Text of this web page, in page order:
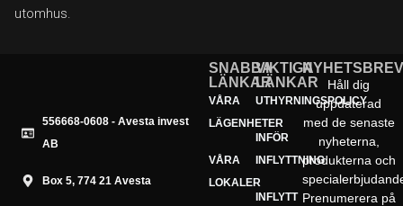
utomhus.
556668-0608 - Avesta invest
AB
Box 5, 774 21 Avesta
SNABBA
LÄNKAR
VÅRA
LÄGENHETER
VÅRA
LOKALER
VIKTIGA
LÄNKAR
UTHYRNINGSPOLICY
INFÖR
INFLYTTNING
INFLYTT
NYHETSBREV
Håll dig
uppdaterad
med de senaste
nyheterna,
produkterna och
Prenumerera på